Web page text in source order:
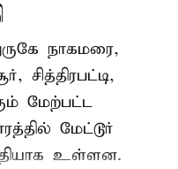
நாகமரை,
சித்திரபட்டி,
மேற்பட்ட
மேட்டூர்
உள்ளன.